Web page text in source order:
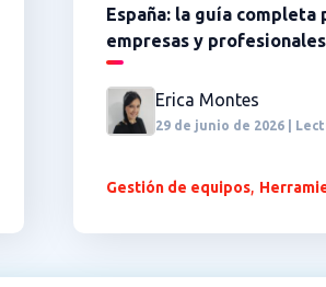
España: la guía completa
empresas y profesionales
Erica Montes
29 de junio de 2026 |
Gestión de equipos,